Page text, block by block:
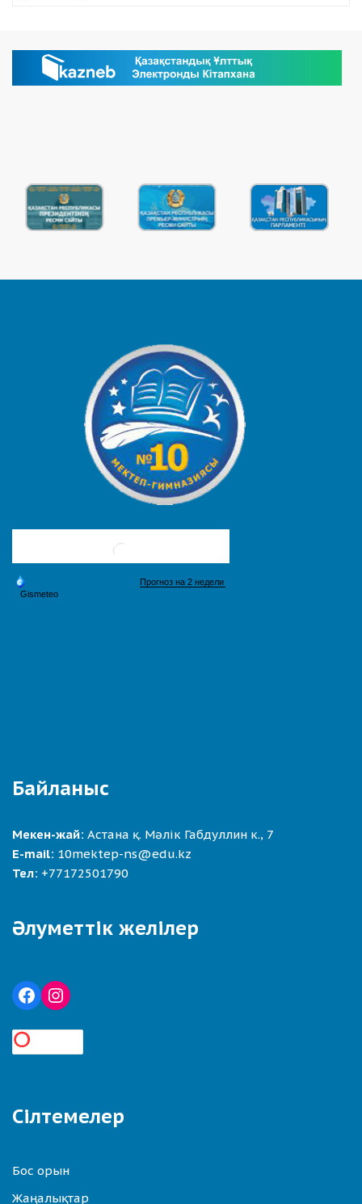
Байланыс
Мекен-жай: Астана қ. Мәлік Габдуллин к., 7
E-mail: 10mektep-ns@edu.kz
Тел: +77172501790
Әлуметтік желілер
Сілтемелер
Бос орын
Жаңалықтар